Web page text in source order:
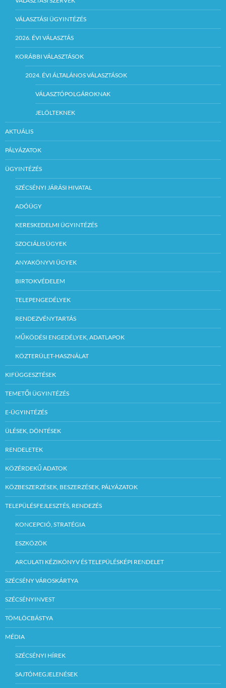
VÁLASZTÁSI ÜGYINTÉZÉS
2026. ÉVI VÁLASZTÁS
KORÁBBI VÁLASZTÁSOK
2024. ÉVI ÁLTALÁNOS VÁLASZTÁSOK
VÁLASZTÓPOLGÁROKNAK
JELÖLTEKNEK
AKTUÁLIS
PÁLYÁZATOK
ÜGYINTÉZÉS
SZÉCSÉNYI JÁRÁSI HIVATAL
ADÓÜGY
KERESKEDELMI ÜGYINTÉZÉS
SZOCIÁLIS ÜGYEK
ANYAKÖNYVI ÜGYEK
BIRTOKVÉDELEM
TELEPENGEDÉLYEK
RENDEZVÉNYTARTÁS
MŰKÖDÉSI ENGEDÉLYEK, ADATLAPOK
KÖZTERÜLET-HASZNÁLAT
KIFÜGGESZTÉSEK
TEMETŐI ÜGYINTÉZÉS
E-ÜGYINTÉZÉS
ÜLÉSEK, DÖNTÉSEK
RENDELETEK
KÖZÉRDEKŰ ADATOK
KÖZBESZERZÉSEK, BESZERZÉSEK, PÁLYÁZATOK
TELEPÜLÉSFEJLESZTÉS, RENDEZÉS
KONCEPCIÓ, STRATÉGIA
ESZKÖZÖK
ARCULATI KÉZIKÖNYV ÉS TELEPÜLÉSKÉPI RENDELET
SZÉCSÉNY VÁROSKÁRTYA
SZÉCSÉNYINVEST
TÖMLÖCBÁSTYA
MÉDIA
SZÉCSÉNYI HÍREK
SAJTÓMEGJELENÉSEK